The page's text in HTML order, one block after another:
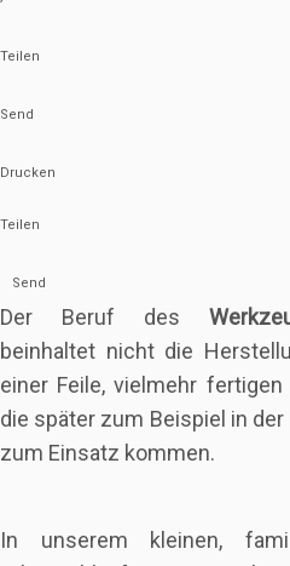
Teilen
Send
Drucken
Teilen
Send
Der Beruf des
beinhaltet nicht die
einer Feile, vielmehr
die später zum Beispiel in
zum Einsatz kommen.
In unserem kleinen,